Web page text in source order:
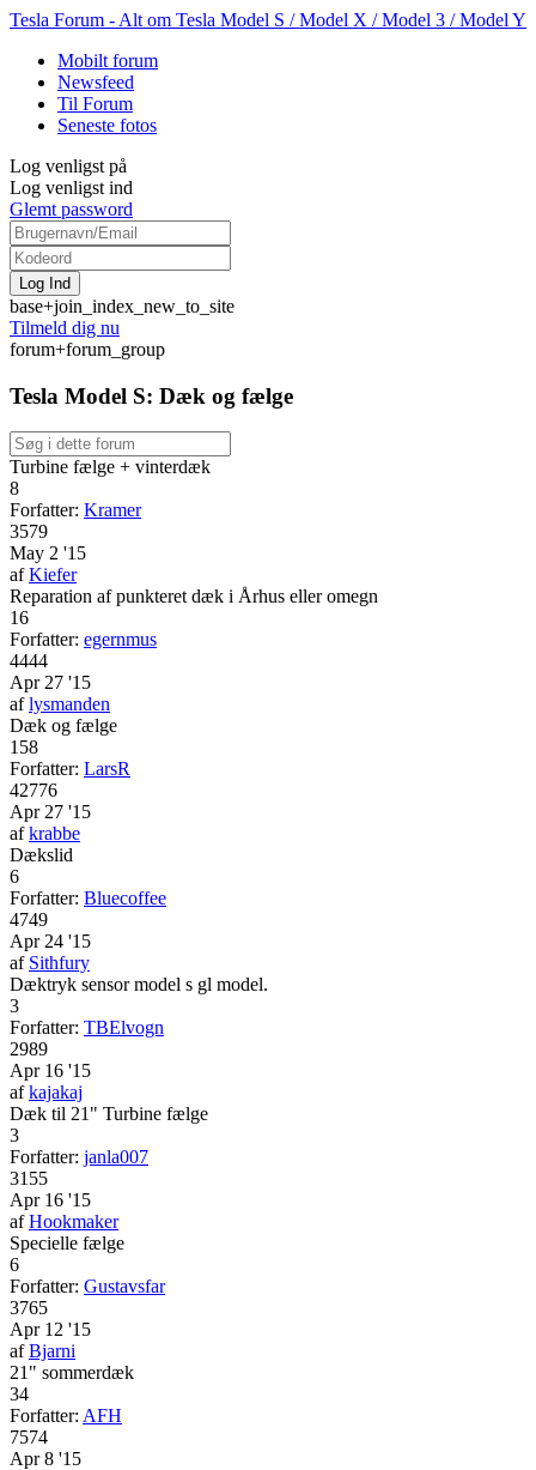
Tesla Forum - Alt om Tesla Model S / Model X / Model 3 / Model Y
Mobilt forum
Newsfeed
Til Forum
Seneste fotos
Log venligst på
Log venligst ind
Glemt password
base+join_index_new_to_site
Tilmeld dig nu
forum+forum_group
Tesla Model S: Dæk og fælge
Turbine fælge + vinterdæk
8
Forfatter: Kramer
3579
May 2 '15
afKiefer
Reparation af punkteret dæk i Århus eller omegn
16
Forfatter: egernmus
4444
Apr 27 '15
aflysmanden
Dæk og fælge
158
Forfatter: LarsR
42776
Apr 27 '15
afkrabbe
Dækslid
6
Forfatter: Bluecoffee
4749
Apr 24 '15
af Sithfury
Dæktryk sensor model s gl model.
3
Forfatter: TBElvogn
2989
Apr 16 '15
afkajakaj
Dæk til 21" Turbine fælge
3
Forfatter: janla007
3155
Apr 16 '15
afHookmaker
Specielle fælge
6
Forfatter: Gustavsfar
3765
Apr 12 '15
afBjarni
21" sommerdæk
34
Forfatter: AFH
7574
Apr 8 '15